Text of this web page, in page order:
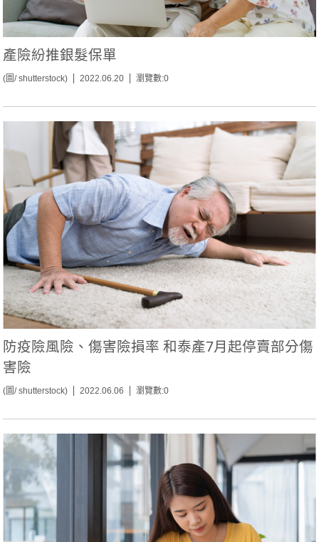
產險紛推銀髮保單
(圖/ shutterstock) 2022.06.20 瀏覽數:0
防疫險風險、傷害險損率 和泰產7月起停賣部分傷
害險
(圖/ shutterstock) 2022.06.06 瀏覽數:0